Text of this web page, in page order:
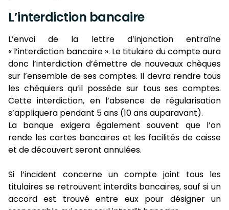
L’interdiction bancaire
L’envoi de la lettre d’injonction entraîne
« l’interdiction bancaire ». Le titulaire du compte aura
donc l’interdiction d’émettre de nouveaux chèques
sur l’ensemble de ses comptes. Il devra rendre tous
les chéquiers qu’il possède sur tous ses comptes.
Cette interdiction, en l’absence de régularisation
s’appliquera pendant 5 ans (10 ans auparavant).
La banque exigera également souvent que l’on
rende les cartes bancaires et les facilités de caisse
et de découvert seront annulées.
Si l’incident concerne un compte joint tous les
titulaires se retrouvent interdits bancaires, sauf si un
accord est trouvé entre eux pour désigner un